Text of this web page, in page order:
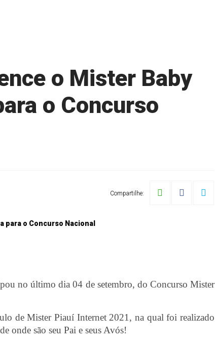
o Mister Baby
o Concurso
Compartilhe:
no último dia 04 de setembro, do Concurso Mister
de Mister Piauí Internet 2021, na qual foi realizado
onde são seu Pai e seus Avós!